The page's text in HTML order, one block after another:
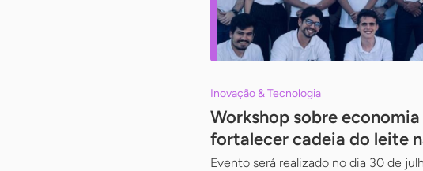
Inovação & Tecnologia
Workshop sobre
fortalecer cadeia do leite
Evento será realizado no dia 30 de